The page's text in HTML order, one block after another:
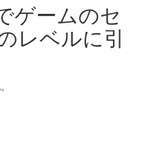
ゲームのセ
レベルに引